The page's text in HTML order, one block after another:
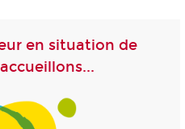
en situation de